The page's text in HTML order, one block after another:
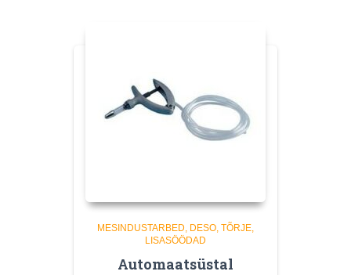
MESINDUSTARBED
DESO, TÕRJE,
LISASÖÖDAD
Automaatsüstal